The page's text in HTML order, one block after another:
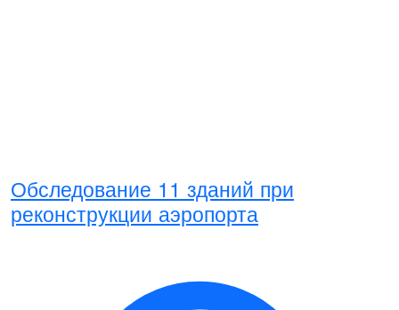
Обследование 11 зданий при
реконструкции аэропорта